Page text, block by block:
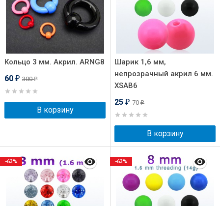
Кольцо 3 мм. Акрил. ARNG8
60 ₽ 300₽
В корзину
Шарик 1,6 мм,
непрозрачный акрил 6 мм.
XSAB6
25 ₽ 70₽
В корзину
-63% -63%